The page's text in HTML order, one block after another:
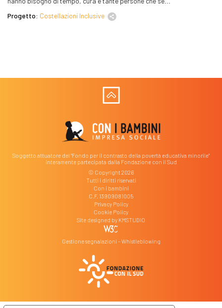
Progetto: Costellazioni Inclusive
Soggetto attuatore del "Fondo per il contrasto della povertà educativa minorile"
interamente partecipata dalla Fondazione con il Sud
© Copyright 2026
Tutti i diritti riservati
Con i bambini
C.F. 13909081005
Privacy Policy
Cookie Policy
Site designed by KMSTUDIO
Gestione segnalazioni – Whistleblowing